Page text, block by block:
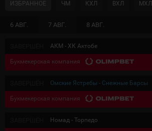
6 АВГ. 7 АВГ. 8 АВГ.
ИЗБРАННОЕ ЧМ КХЛ ВХЛ МХЛ
АКМ - ХК Актобе
Букмекерская компания
Омские Ястребы - Снежные Барсы
Букмекерская компания
Номад - Торпедо